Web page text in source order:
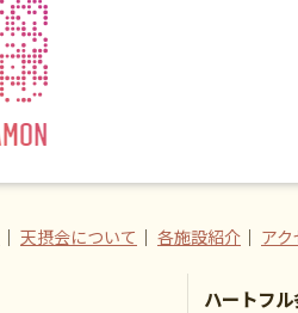
｜ 天摂会について ｜ 各施設紹介 ｜ ア
ハートフ